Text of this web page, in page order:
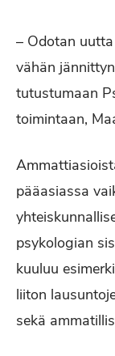
– Odotan
vähän
tutustumaan
toimintaan,
pääasiassa
psykologian
kuuluu
liiton
sekä